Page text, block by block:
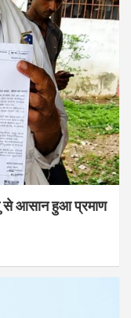
से आसान हुआ प्रमाण